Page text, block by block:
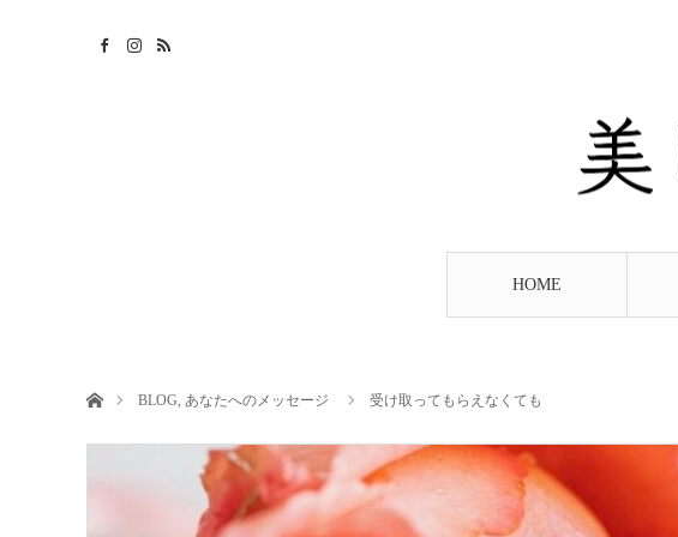
HOME
ホームBLOG, あなたへのメッセージ 受け取ってもらえなくても